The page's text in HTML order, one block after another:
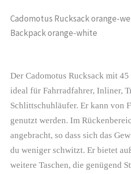
Cadomotus Rucksack orange-
Backpack orange-white
Der Cadomotus Rucksack mit
ideal für Fahrradfahrer, Inliner,
Schlittschuhläufer. Er kann von
genutzt werden. Im
angebracht, so dass sich das
du weniger schwitzt. Er bietet
weitere Taschen, die genügend